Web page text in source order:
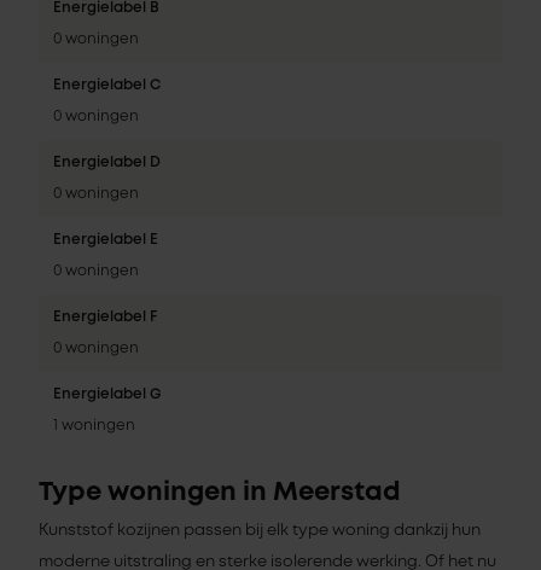
Energielabel B
0 woningen
Energielabel C
0 woningen
Energielabel D
0 woningen
Energielabel E
0 woningen
Energielabel F
0 woningen
Energielabel G
1 woningen
Type woningen in Meerstad
Kunststof kozijnen passen bij elk type woning dankzij hun
moderne uitstraling en sterke isolerende werking. Of het nu